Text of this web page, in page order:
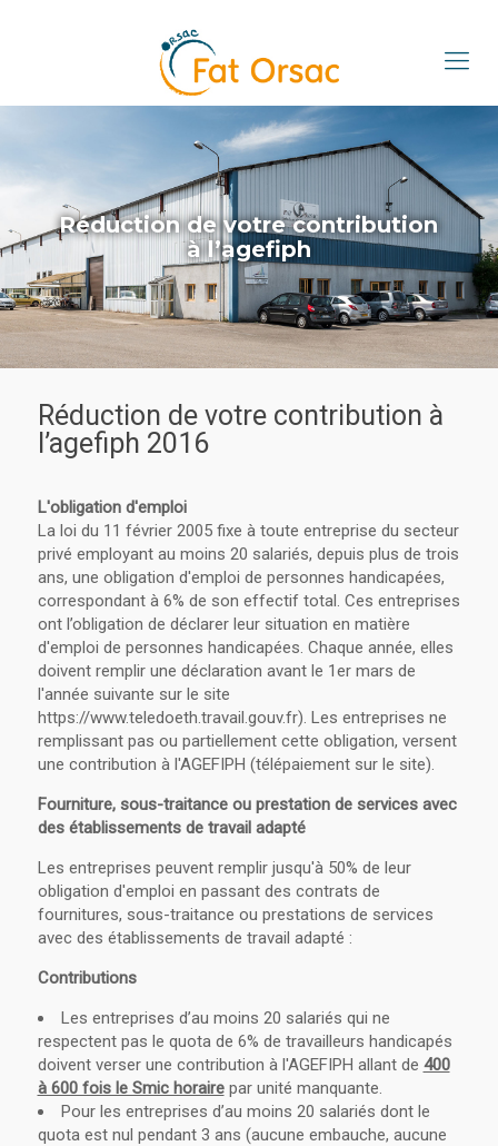
Réduction de votre contribution
à l’agefiph
Réduction de votre contribution à
l’agefiph 2016
L'obligation d'emploi
La loi du 11 février 2005 fixe à toute entreprise du secteur
privé employant au moins 20 salariés, depuis plus de trois
ans, une obligation d'emploi de personnes handicapées,
correspondant à 6% de son effectif total. Ces entreprises
ont l’obligation de déclarer leur situation en matière
d'emploi de personnes handicapées. Chaque année, elles
doivent remplir une déclaration avant le 1er mars de
l'année suivante sur le site
https://www.teledoeth.travail.gouv.fr). Les entreprises ne
remplissant pas ou partiellement cette obligation, versent
une contribution à l'AGEFIPH (télépaiement sur le site).
Fourniture, sous-traitance ou prestation de services avec
des établissements de travail adapté
Les entreprises peuvent remplir jusqu'à 50% de leur
obligation d'emploi en passant des contrats de
fournitures, sous-traitance ou prestations de services
avec des établissements de travail adapté :
Contributions
Les entreprises d’au moins 20 salariés qui ne
respectent pas le quota de 6% de travailleurs handicapés
doivent verser une contribution à l'AGEFIPH allant de 400
à 600 fois le Smic horairepar unité manquante.
Pour les entreprises d’au moins 20 salariés dont le
quota est nul pendant 3 ans (aucune embauche, aucune